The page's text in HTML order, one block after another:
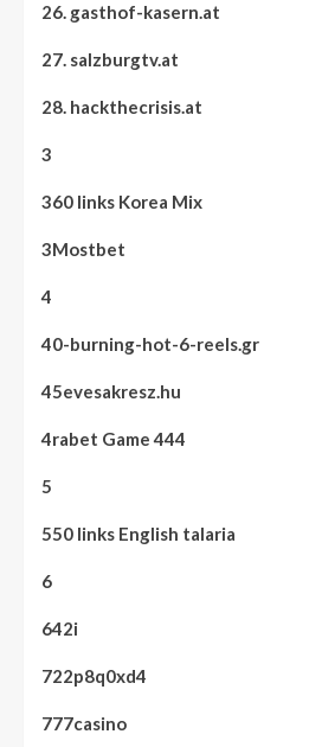
26. gasthof-kasern.at
27. salzburgtv.at
28. hackthecrisis.at
3
360 links Korea Mix
3Mostbet
4
40-burning-hot-6-reels.gr
45evesakresz.hu
4rabet Game 444
5
550 links English talaria
6
642i
722p8q0xd4
777casino